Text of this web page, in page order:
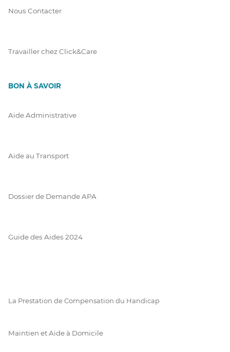
Nous Contacter
Travailler chez Click&Care
BON À SAVOIR
Aide Administrative
Aide au Transport
Dossier de Demande APA
Guide des Aides 2024
La Prestation de Compensation du Handicap
Maintien et Aide à Domicile